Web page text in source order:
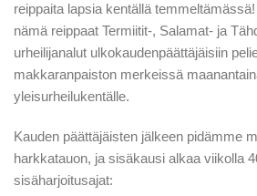
reippaita lapsia kentällä
nämä reippaat Termiitit-, Salamat- ja
urheilijanalut ulkokaudenpäättäjäisiin
makkaranpaiston merkeissä
yleisurheilukentälle.
Kauden päättäjäisten jälkeen pidämme
harkkatauon, ja sisäkausi alkaa viikolla
sisäharjoitusajat: